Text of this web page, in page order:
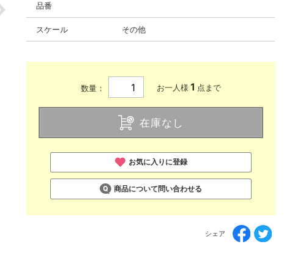
品番
スケール その他
数量： お一人様 1 点まで
在庫なし
お気に入りに登録
商品について問い合わせる
シェア